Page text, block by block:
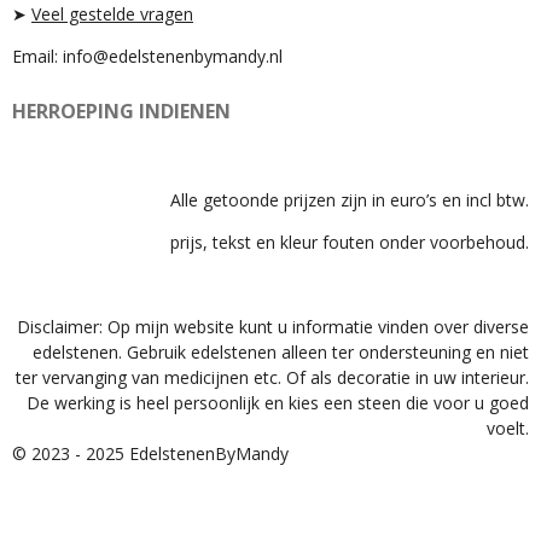
➤ Veel gestelde vragen
Email: info@edelstenenbymandy.nl
HERROEPING INDIENEN
Alle getoonde prijzen zijn in euro’s en incl btw.
prijs, tekst en kleur fouten onder voorbehoud.
Disclaimer: Op mijn website kunt u informatie vinden over diverse
edelstenen. Gebruik edelstenen alleen ter ondersteuning en niet
ter vervanging van medicijnen etc. Of als decoratie in uw interieur.
De werking is heel persoonlijk en kies een steen die voor u goed
voelt.
© 2023 - 2025 EdelstenenByMandy